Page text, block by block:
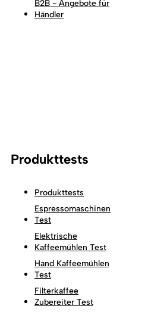
B2B - Angebote für
Händler
Produkttests
Produkttests
Espressomaschinen
Test
Elektrische
Kaffeemühlen Test
Hand Kaffeemühlen
Test
Filterkaffee
Zubereiter Test